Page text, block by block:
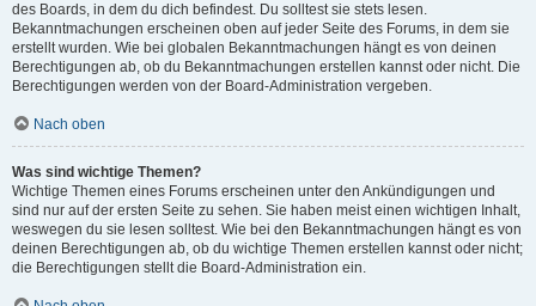
des Boards, in dem du dich befindest. Du solltest sie stets lesen.
Bekanntmachungen erscheinen oben auf jeder Seite des Forums, in dem sie
erstellt wurden. Wie bei globalen Bekanntmachungen hängt es von deinen
Berechtigungen ab, ob du Bekanntmachungen erstellen kannst oder nicht. Die
Berechtigungen werden von der Board-Administration vergeben.
Nach oben
Was sind wichtige Themen?
Wichtige Themen eines Forums erscheinen unter den Ankündigungen und
sind nur auf der ersten Seite zu sehen. Sie haben meist einen wichtigen Inhalt,
weswegen du sie lesen solltest. Wie bei den Bekanntmachungen hängt es von
deinen Berechtigungen ab, ob du wichtige Themen erstellen kannst oder nicht;
die Berechtigungen stellt die Board-Administration ein.